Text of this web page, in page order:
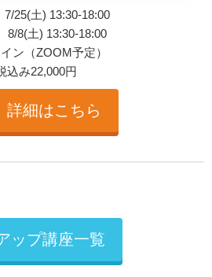
25(土) 13:30-18:00
8(土) 13:30-18:00
ン（ZOOM予定）
込み22,000円
詳細はこちら
ップ講座一覧